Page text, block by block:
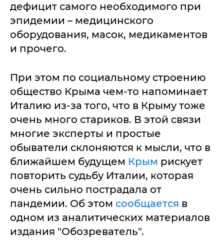
дефицит самого необходимого при
эпидемии – медицинского
оборудования, масок, медикаментов
и прочего.
При этом по социальному строению
общество Крыма чем-то напоминает
Италию из-за того, что в Крыму тоже
очень много стариков. В этой связи
многие эксперты и простые
обыватели склоняются к мысли, что в
ближайшем будущем Крым рискует
повторить судьбу Италии, которая
очень сильно пострадала от
пандемии. Об этом сообщается в
одном из аналитических материалов
издания "Обозреватель".